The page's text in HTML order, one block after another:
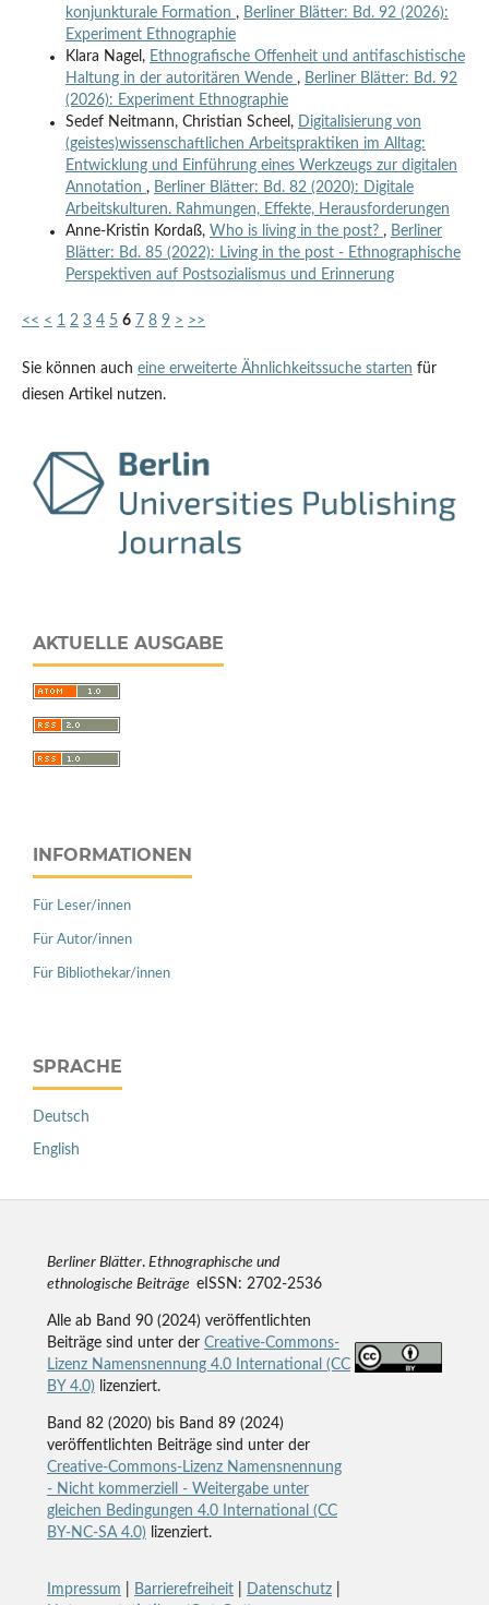
konjunkturale Formation , Berliner Blätter: Bd. 92 (2026):
Experiment Ethnographie
Klara Nagel, Ethnografische Offenheit und antifaschistische
Haltung in der autoritären Wende , Berliner Blätter: Bd. 92
(2026): Experiment Ethnographie
Sedef Neitmann, Christian Scheel,
Digitalisierung von
(geistes)wissenschaftlichen Arbeitspraktiken im Alltag:
Entwicklung und Einführung eines Werkzeugs zur digitalen
Annotation , Berliner Blätter: Bd. 82 (2020): Digitale
Arbeitskulturen. Rahmungen, Effekte, Herausforderungen
Anne-Kristin Kordaß, Who is living in the post? , Berliner
Blätter: Bd. 85 (2022): Living in the post - Ethnographische
Perspektiven auf Postsozialismus und Erinnerung
<< < 1 2 3 4 5 6 7 8 9 > >>
Sie können auch eine erweiterte Ähnlichkeitssuche starten für
diesen Artikel nutzen.
AKTUELLE AUSGABE
INFORMATIONEN
Für Leser/innen
Für Autor/innen
Für Bibliothekar/innen
SPRACHE
Deutsch
English
Berliner Blätter.Ethnographische und
ethnologische Beiträge eISSN: 2702-2536
Alle ab Band 90 (2024) veröffentlichten
Beiträge sind unter der Creative-Commons-
Lizenz Namensnennung 4.0 International (CC
BY 4.0) lizenziert.
Band 82 (2020) bis Band 89 (2024)
veröffentlichten Beiträge sind unter der
Creative-Commons-Lizenz Namensnennung
- Nicht kommerziell - Weitergabe unter
gleichen Bedingungen 4.0 International (CC
BY-NC-SA 4.0) lizenziert.
Impressum Barrierefreiheit| Datenschutz|